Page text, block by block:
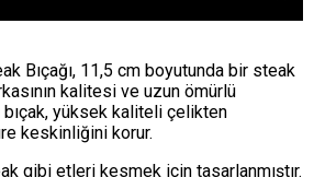
Bıçağı, 11,5 cm boyutunda bir steak
kalitesi ve uzun ömürlü
bıçak, yüksek kaliteli çelikten
keskinliğini korur.
gibi etleri kesmek için tasarlanmıştır.